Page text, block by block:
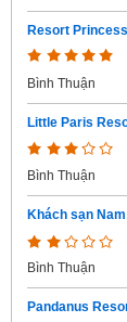
Resort
Bình Thuận
Little Paris
Bình Thuận
Khách sạn
Bình Thuận
Pandanus